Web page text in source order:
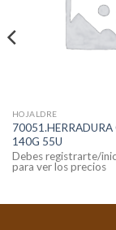
HOJALDRE
70051.HERRADURA
140G 55U
Debes registrarte/
para ver los precios